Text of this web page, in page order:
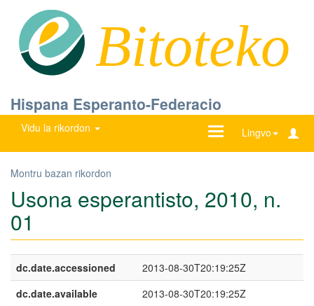
Bitoteko
Hispana Esperanto-Federacio
Vidu la rikordon Lingvo
Ŝanĝu
Montru bazan rikordon
Usona esperantisto, 2010, n.
01
dc.date.accessioned
2013-08-30T20:19:25Z
dc.date.available
2013-08-30T20:19:25Z